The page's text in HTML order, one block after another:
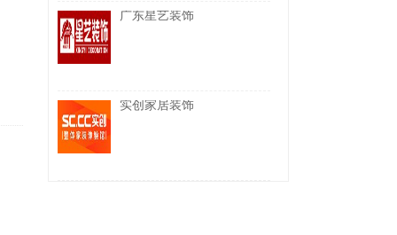
广东星艺装饰
实创家居装饰